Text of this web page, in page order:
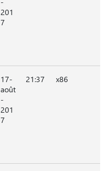
201
7
17-
août
-
201
7
21:37 x86